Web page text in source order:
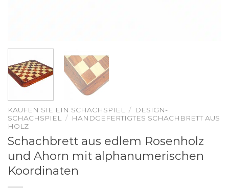
KAUFEN SIE EIN SCHACHSPIEL /
DESIGN-
SCHACHSPIEL /
HANDGEFERTIGTES SCHACHBRETT AUS
HOLZ
Schachbrett aus edlem Rosenholz
und Ahorn mit alphanumerischen
Koordinaten